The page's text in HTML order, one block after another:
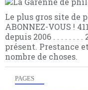
Le plus gros site de
ABONNEZ-VOUS !
depuis 2006 . . . . . . .
présent. Prestance
nombre de choses.
PAGES